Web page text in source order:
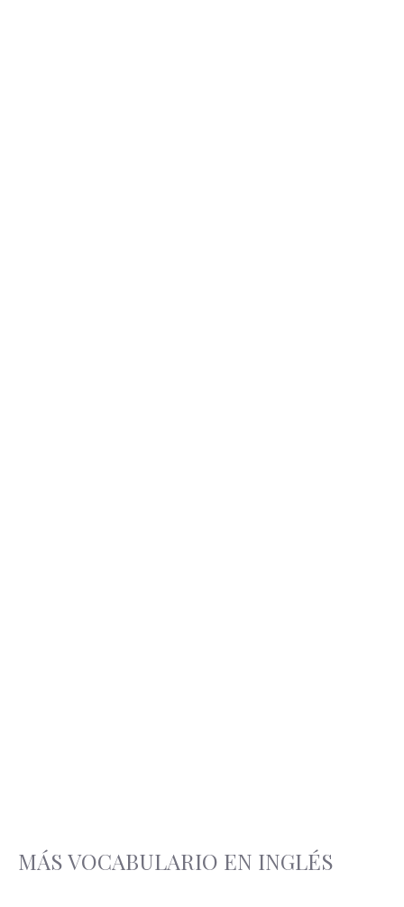
MÁS VOCABULARIO EN INGLÉS